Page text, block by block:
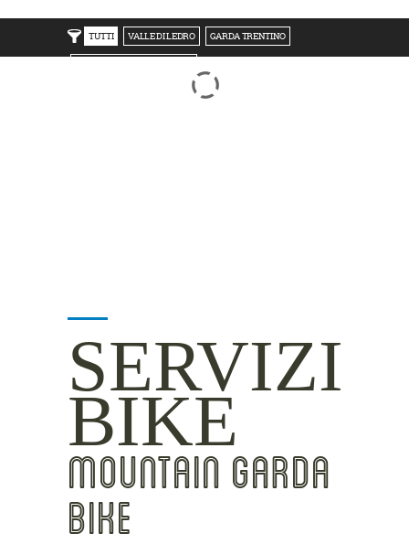
TUTTI VALLE DI LEDRO GARDA TRENTINO
ROVERETO M.BALDO V/GRESTA
SERVIZI
BIKE
MOUNTAIN GARDA
BIKE